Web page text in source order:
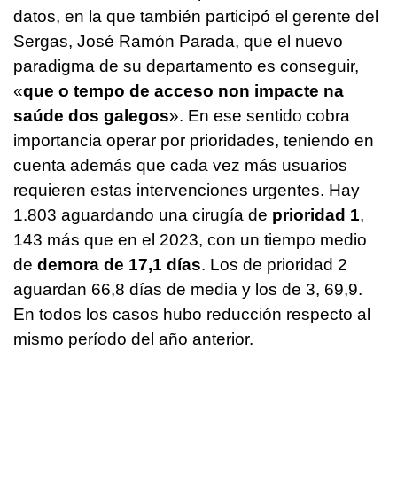
datos, en la que también participó el gerente del
Sergas, José Ramón Parada, que el nuevo
paradigma de su departamento es conseguir,
«que o tempo de acceso non impacte na
saúde dos galegos». En ese sentido cobra
importancia operar por prioridades, teniendo en
cuenta además que cada vez más usuarios
requieren estas intervenciones urgentes. Hay
1.803 aguardando una cirugía de prioridad 1,
143 más que en el 2023, con un tiempo medio
de demora de 17,1 días. Los de prioridad 2
aguardan 66,8 días de media y los de 3, 69,9.
En todos los casos hubo reducción respecto al
mismo período del año anterior.